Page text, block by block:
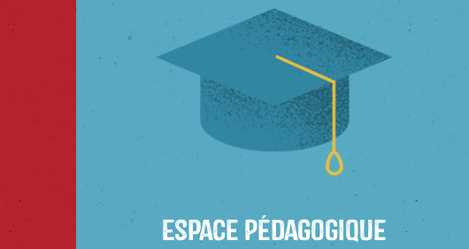
Espace Pédagogique